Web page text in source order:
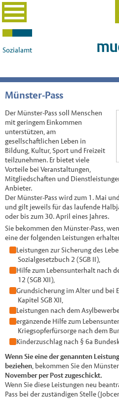
Sozialamt
Münster-Pass
Der Münster-Pass soll Menschen
mit geringem Einkommen
unterstützen, am
gesellschaftlichen Leben in
Bildung, Kultur, Sport und Freizeit
teilzunehmen. Er bietet viele
Vorteile bei Veranstaltungen,
Mitgliedschaften und
Anbieter.
Der Münster-Pass wird zum 1. Mai
und gilt jeweils für das laufende
oder bis zum 30. April eines Jahres.
Sie bekommen den Münster-Pass,
eine der folgenden Leistungen
Leistungen zur Sicherung des
Sozialgesetzbuch 2 (SGB II),
Hilfe zum Lebensunterhalt nach
12 (SGB XII),
Grundsicherung im Alter und bei
Kapitel SGB XII,
Leistungen nach dem
ergänzende Hilfe zum
Kriegsopferfürsorge nach dem
Kinderzuschlag nach § 6a
Wenn Sie eine der genannten
beziehen, bekommen Sie den
November per Post zugeschickt.
Wenn Sie diese Leistungen neu
Pass bei der zuständigen Stelle